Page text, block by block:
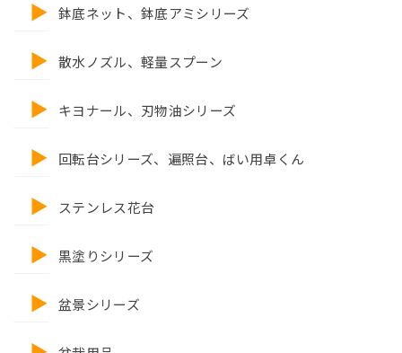
鉢底ネット、鉢底アミシリーズ
散水ノズル、軽量スプーン
キヨナール、刃物油シリーズ
回転台シリーズ、遍照台、ばい用卓くん
ステンレス花台
黒塗りシリーズ
盆景シリーズ